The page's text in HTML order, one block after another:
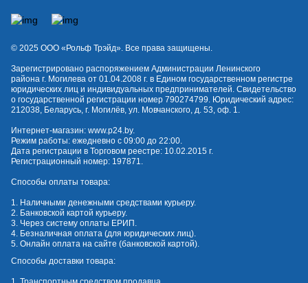
© 2025 OOO «Рольф Трэйд». Все права защищены.
Зарегистрировано распоряжением Администрации Ленинского
района г. Могилева от 01.04.2008 г. в Едином государственном регистре
юридических лиц и индивидуальных предпринимателей. Свидетельство
о государственной регистрации номер 790274799. Юридический адрес:
212038, Беларусь, г. Могилёв, ул. Мовчанского, д. 53, оф. 1.
Интернет-магазин: www.p24.by.
Режим работы: ежедневно с 09:00 до 22:00.
Дата регистрации в Торговом реестре: 10.02.2015 г.
Регистрационный номер: 197871.
Способы оплаты товара:
1. Наличными денежными средствами курьеру.
2. Банковской картой курьеру.
3. Через систему оплаты ЕРИП.
4. Безналичная оплата (для юридических лиц).
5. Онлайн оплата на сайте (банковской картой).
Способы доставки товара: